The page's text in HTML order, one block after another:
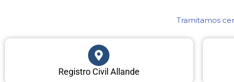
Tramitamos
Registro Civil Allande